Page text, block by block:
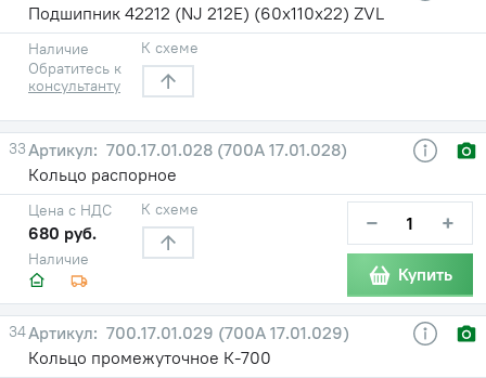
Подшипник 42212 (NJ 212E) (60х110х22) ZVL
Наличие
Обратитесь к
консультанту
К схеме
33
700.17.01.028 (700А 17.01.028)
Кольцо распорное
Наличие
Цена с НДС
680 руб.
К схеме − +
Купить
34
700.17.01.029 (700А 17.01.029)
Кольцо промежуточное К-700